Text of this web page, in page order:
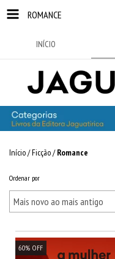
ROMANCE
INÍCIO
Início/Ficção/ Romance
Ordenar por
60% OFF